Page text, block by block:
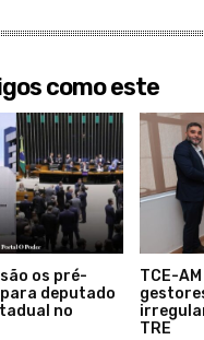
como este
os pré-
deputado
no
TCE-
TRE